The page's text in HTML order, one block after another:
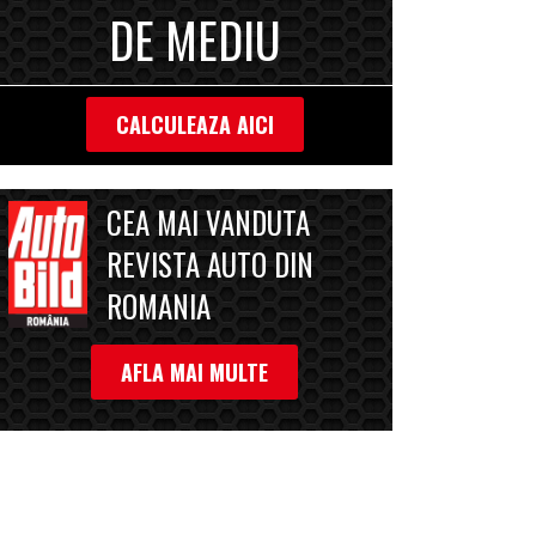
DE MEDIU
CALCULEAZA AICI
CEA MAI VANDUTA
REVISTA AUTO DIN
ROMANIA
AFLA MAI MULTE